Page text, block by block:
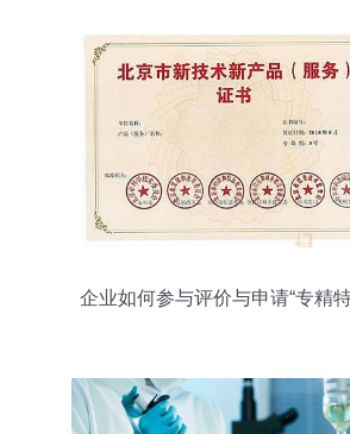
企业如何参与评价与申请“专精